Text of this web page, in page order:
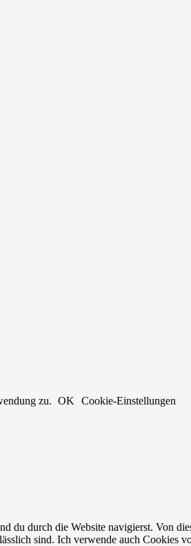
zu. OK
Cookie-Einstellungen
du durch die Website navigierst. Von
sind. Ich verwende auch Cookies